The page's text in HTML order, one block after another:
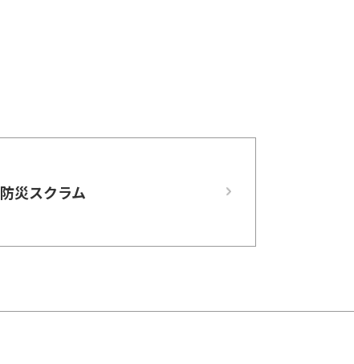
防災スクラム